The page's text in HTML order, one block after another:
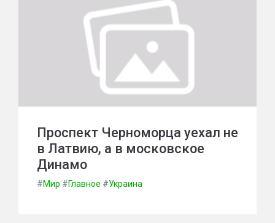
Проспект Черноморца уехал не
в Латвию, а в московское
Динамо
#Мир #Главное #Украина